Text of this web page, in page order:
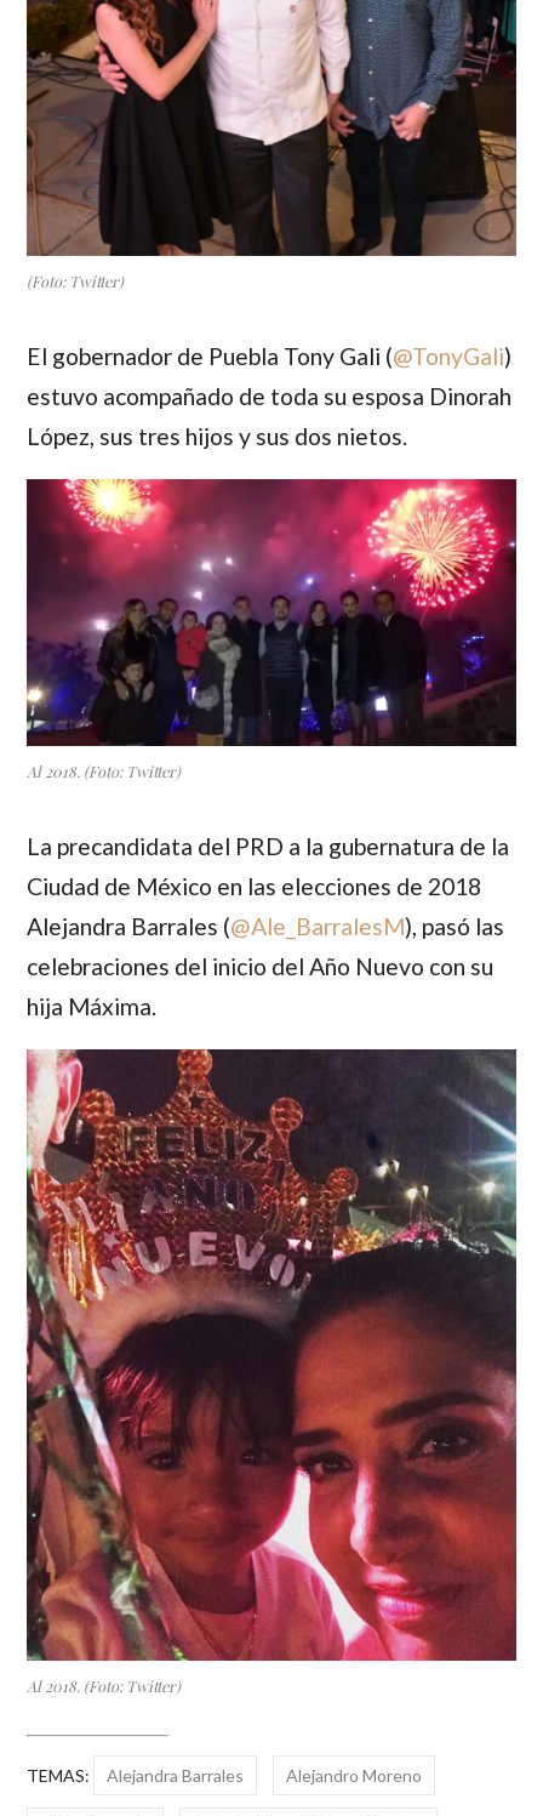
(Foto: Twitter)
El gobernador de Puebla Tony Gali (@TonyGali)
estuvo acompañado de toda su esposa Dinorah
López, sus tres hijos y sus dos nietos.
Al 2018. (Foto: Twitter)
La precandidata del PRD a la gubernatura de la
Ciudad de México en las elecciones de 2018
Alejandra Barrales (@Ale_BarralesM), pasó las
celebraciones del inicio del Año Nuevo con su
hija Máxima
Al 2018. (Foto: Twitter)
TEMAS: Alejandra Barrales Alejandro Moreno